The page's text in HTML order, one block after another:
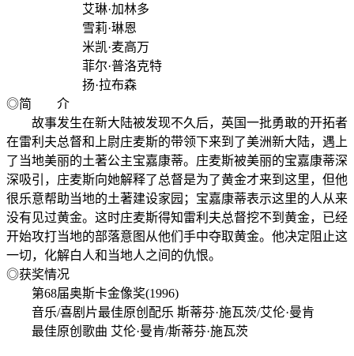
艾琳·加林多
雪莉·琳恩
米凯·麦高万
菲尔·普洛克特
扬·拉布森
◎简 介
故事发生在新大陆被发现不久后，英国一批勇敢的开拓者
在雷利夫总督和上尉庄麦斯的带领下来到了美洲新大陆，遇上
了当地美丽的土著公主宝嘉康蒂。庄麦斯被美丽的宝嘉康蒂深
深吸引，庄麦斯向她解释了总督是为了黄金才来到这里，但他
很乐意帮助当地的土著建设家园；宝嘉康蒂表示这里的人从来
没有见过黄金。这时庄麦斯得知雷利夫总督挖不到黄金，已经
开始攻打当地的部落意图从他们手中夺取黄金。他决定阻止这
一切，化解白人和当地人之间的仇恨。
◎获奖情况
第68届奥斯卡金像奖(1996)
音乐/喜剧片最佳原创配乐 斯蒂芬·施瓦茨/艾伦·曼肯
最佳原创歌曲 艾伦·曼肯/斯蒂芬·施瓦茨